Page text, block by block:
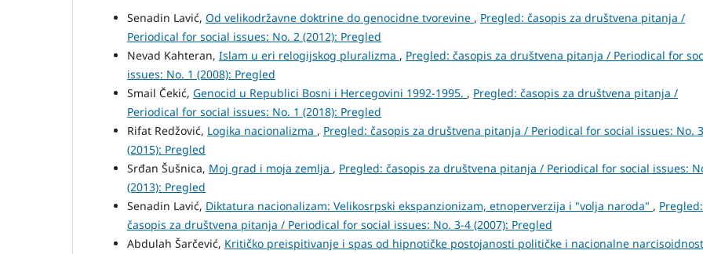
Senadin Lavić, Od velikodržavne doktrine do genocidne tvorevine , Pregled: časopis za društvena pitanja /
Periodical for social issues: No. 2 (2012): Pregled
Nevad Kahteran, Islam u eri relogijskog pluralizma , Pregled: časopis za društvena pitanja / Periodical for
issues: No. 1 (2008): Pregled
Smail Čekić, Genocid u Republici Bosni i Hercegovini 1992-1995. , Pregled: časopis za društvena pitanja /
Periodical for social issues: No. 1 (2018): Pregled
Rifat Redžović, Logika nacionalizma , Pregled: časopis za društvena pitanja / Periodical for social issues: No. 3
(2015): Pregled
Srđan Šušnica, Moj grad i moja zemlja , Pregled: časopis za društvena pitanja / Periodical for social issues:
(2013): Pregled
Senadin Lavić, Diktatura nacionalizam: Velikosrpski ekspanzionizam, etnoperverzija i "volja naroda" , Pregled:
časopis za društvena pitanja / Periodical for social issues: No. 3-4 (2007): Pregled
Abdulah Šarčević, Kritičko preispitivanje i spas od hipnotičke postojanosti političke i nacionalne